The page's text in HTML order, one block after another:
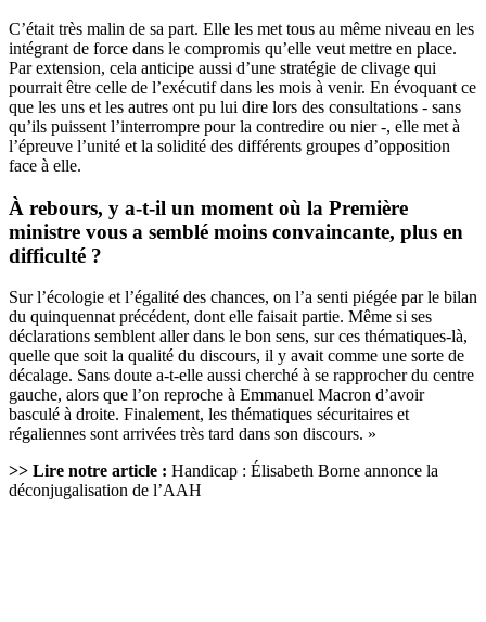
C’était très malin de sa part. Elle les met tous au même niveau en les
intégrant de force dans le compromis qu’elle veut mettre en place.
Par extension, cela anticipe aussi d’une stratégie de clivage qui
pourrait être celle de l’exécutif dans les mois à venir. En évoquant ce
que les uns et les autres ont pu lui dire lors des consultations - sans
qu’ils puissent l’interrompre pour la contredire ou nier -, elle met à
l’épreuve l’unité et la solidité des différents groupes d’opposition
face à elle.
À rebours, y a-t-il un moment où la Première
ministre vous a semblé moins convaincante, plus en
difficulté ?
Sur l’écologie et l’égalité des chances, on l’a senti piégée par le bilan
du quinquennat précédent, dont elle faisait partie. Même si ses
déclarations semblent aller dans le bon sens, sur ces thématiques-là,
quelle que soit la qualité du discours, il y avait comme une sorte de
décalage. Sans doute a-t-elle aussi cherché à se rapprocher du centre
gauche, alors que l’on reproche à Emmanuel Macron d’avoir
basculé à droite. Finalement, les thématiques sécuritaires et
régaliennes sont arrivées très tard dans son discours. »
>> Lire notre article : Handicap : Élisabeth Borne annonce la
déconjugalisation de l’AAH